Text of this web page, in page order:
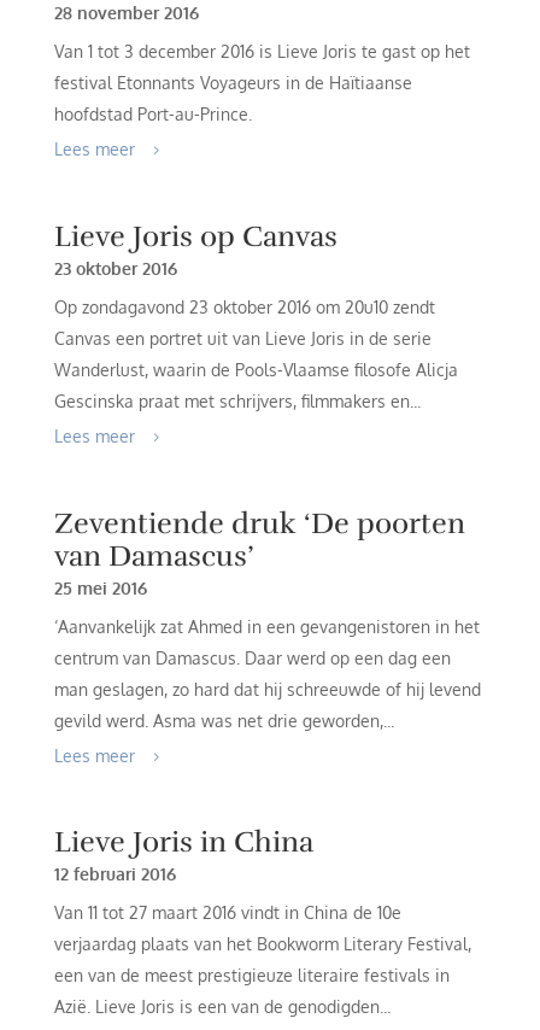
28 november 2016
Van 1 tot 3 december 2016 is Lieve Joris te gast op het
festival Etonnants Voyageurs in de Haïtiaanse
hoofdstad Port-au-Prince.
Lees meer
Lieve Joris op Canvas
23 oktober 2016
Op zondagavond 23 oktober 2016 om 20u10 zendt
Canvas een portret uit van Lieve Joris in de serie
Wanderlust, waarin de Pools-Vlaamse filosofe Alicja
Gescinska praat met schrijvers, filmmakers en...
Lees meer
Zeventiende druk ‘De poorten
van Damascus’
25 mei 2016
‘Aanvankelijk zat Ahmed in een gevangenistoren in het
centrum van Damascus. Daar werd op een dag een
man geslagen, zo hard dat hij schreeuwde of hij levend
gevild werd. Asma was net drie geworden,...
Lees meer
Lieve Joris in China
12 februari 2016
Van 11 tot 27 maart 2016 vindt in China de 10e
verjaardag plaats van het Bookworm Literary Festival,
een van de meest prestigieuze literaire festivals in
Azië. Lieve Joris is een van de genodigden...